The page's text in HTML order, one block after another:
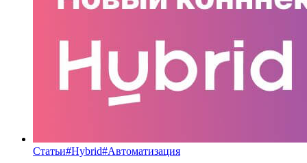
Статьи#Hybrid#Автоматизация